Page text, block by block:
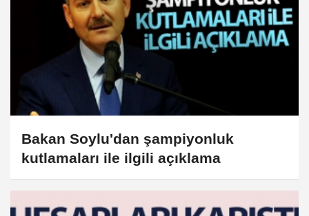
Bakan Soylu'dan şampiyonluk
kutlamaları ile ilgili açıklama